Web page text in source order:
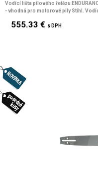
Vodící lišta pilového řetězu
- vhodná pro motorové pily Stihl.
555.33 € s DPH